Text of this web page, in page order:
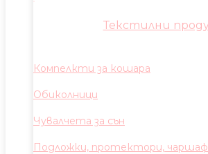
Текстилни
Компелкти за кошара
Обиколници
Чувалчета за сън
Подложки, протектори,